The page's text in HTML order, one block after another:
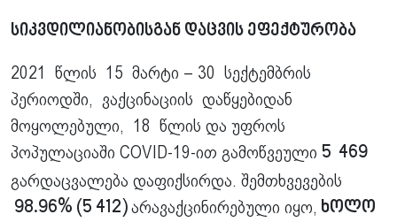
სიკვდილიანობისგან დაცვის ეფექტურობა
2021 წლის 15 მარტი – 30 სექტემბრის
პერიოდში, ვაქცინაციის დაწყებიდან
მოყოლებული, 18 წლის და უფროს
პოპულაციაში COVID-19-ით გამოწვეული 5 469
გარდაცვალება დაფიქსირდა. შემთხვევების
98.96% (5 412)არავაქცინირებული იყო, ხოლო